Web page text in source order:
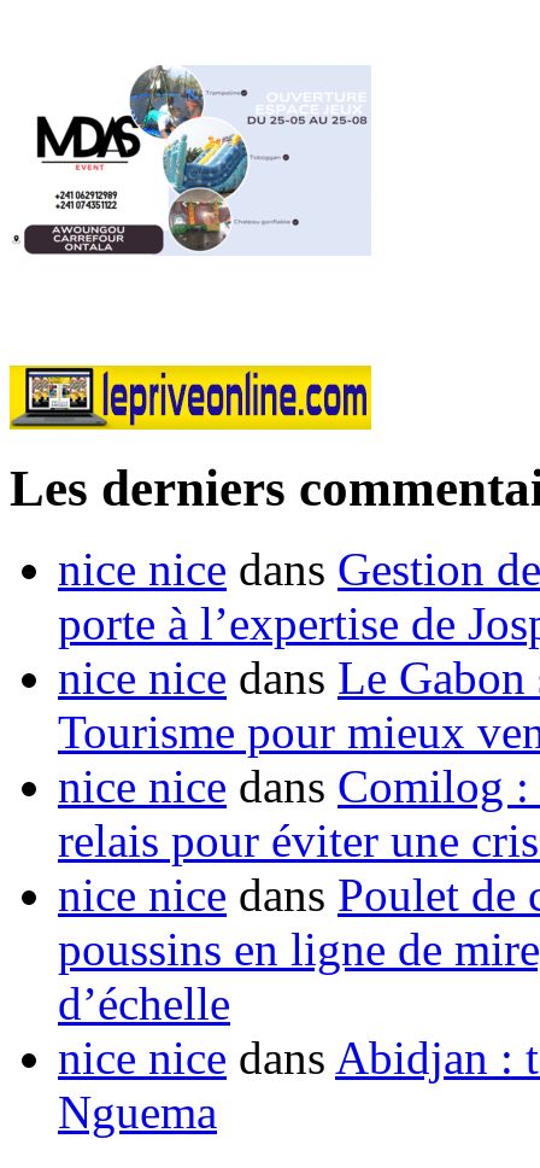
Les derniers
nice nice dans Gestion
porte à l’expertise de
nice nice dans Le Gabon
Tourisme pour mieux
nice nice dans Comilog :
relais pour éviter une
nice nice dans Poulet de
poussins en ligne de
d’échelle
nice nice dans Abidjan :
Nguema